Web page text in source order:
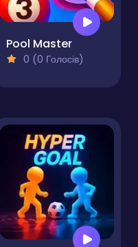
Pool Master
0 (0 Голосів)